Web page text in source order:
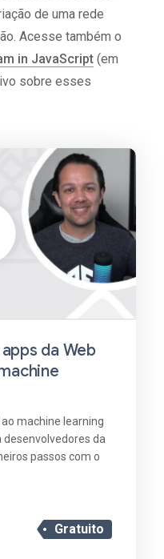
de uma rede
Acesse também o
in JavaScript (em
sobre esses
da Web
machine learning
da
passos com o
Gratuito